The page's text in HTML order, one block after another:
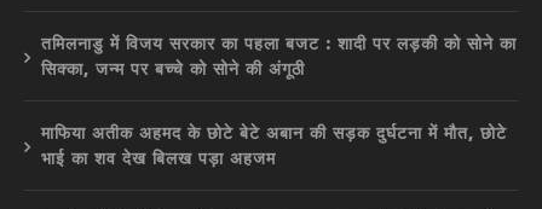
तमिलनाडु में विजय सरकार का पहला बजट : शादी पर लड़की को सोने का
सिक्का, जन्म पर बच्चे को सोने की अंगूठी
माफिया अतीक अहमद के छोटे बेटे अबान की सड़क दुर्घटना में मौत, छोटे
भाई का शव देख बिलख पड़ा अहजम